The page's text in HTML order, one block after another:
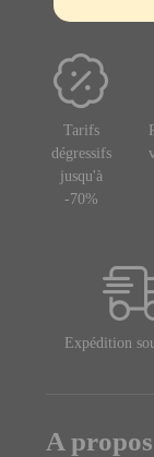
Tarifs
dégressifs
jusqu'à
-70%
Expédition
A